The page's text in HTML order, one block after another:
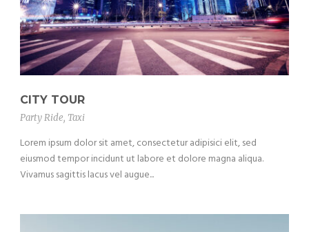
CITY TOUR
Party Ride, Taxi
Lorem ipsum dolor sit amet, consectetur adipisici elit, sed
eiusmod tempor incidunt ut labore et dolore magna aliqua.
Vivamus sagittis lacus vel augue...